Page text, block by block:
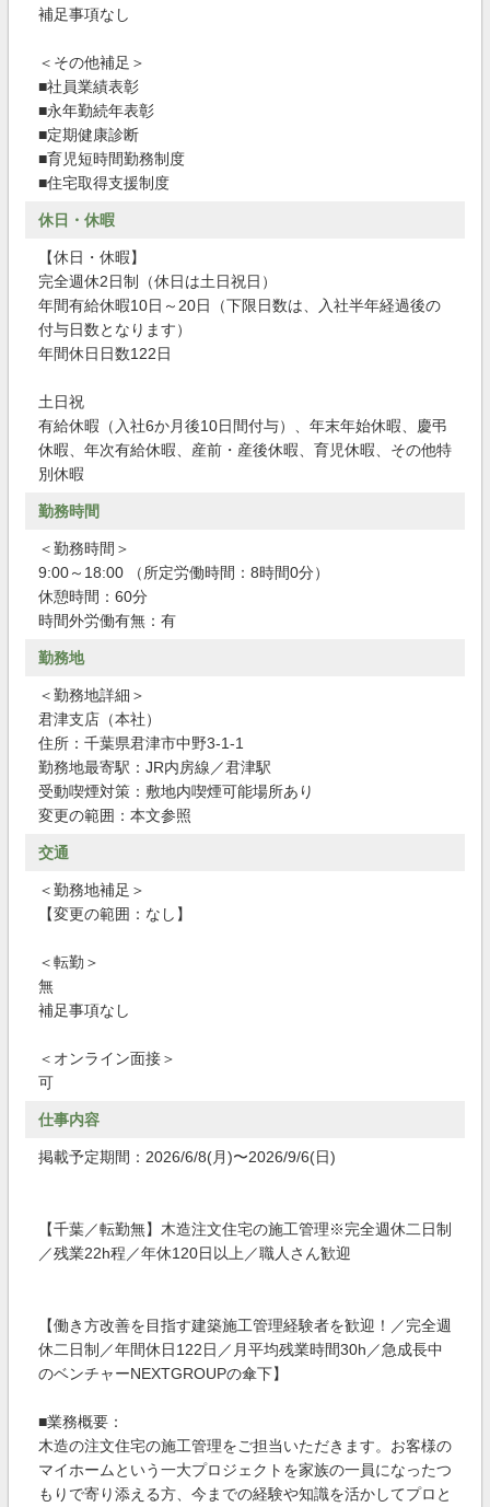
補足事項なし
＜その他補足＞
■社員業績表彰
■永年勤続年表彰
■定期健康診断
■育児短時間勤務制度
■住宅取得支援制度
休日・休暇
【休日・休暇】
完全週休2日制（休日は土日祝日）
年間有給休暇10日～20日（下限日数は、入社半年経過後の
付与日数となります）
年間休日日数122日
土日祝
有給休暇（入社6か月後10日間付与）、年末年始休暇、慶弔
休暇、年次有給休暇、産前・産後休暇、育児休暇、その他特
別休暇
勤務時間
＜勤務時間＞
9:00～18:00 （所定労働時間：8時間0分）
休憩時間：60分
時間外労働有無：有
勤務地
＜勤務地詳細＞
君津支店（本社）
住所：千葉県君津市中野3-1-1
勤務地最寄駅：JR内房線／君津駅
受動喫煙対策：敷地内喫煙可能場所あり
変更の範囲：本文参照
交通
＜勤務地補足＞
【変更の範囲：なし】
＜転勤＞
無
補足事項なし
＜オンライン面接＞
可
仕事内容
掲載予定期間：2026/6/8(月)〜2026/9/6(日)
【千葉／転勤無】木造注文住宅の施工管理※完全週休二日制
／残業22h程／年休120日以上／職人さん歓迎
【働き方改善を目指す建築施工管理経験者を歓迎！／完全週
休二日制／年間休日122日／月平均残業時間30h／急成長中
のベンチャーNEXTGROUPの傘下】
■業務概要：
木造の注文住宅の施工管理をご担当いただきます。お客様の
マイホームという一大プロジェクトを家族の一員になったつ
もりで寄り添える方、今までの経験や知識を活かしてプロと